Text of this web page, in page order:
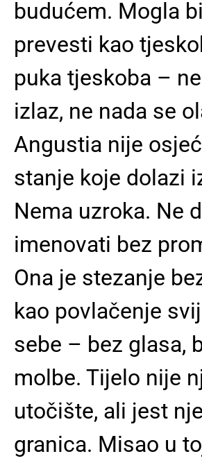
budućem. Mogla
prevesti kao
puka tjeskoba –
izlaz, ne nada se
Angustia nije
stanje koje dolazi
Nema uzroka. Ne
imenovati bez
Ona je stezanje
kao povlačenje
sebe – bez glasa,
molbe. Tijelo nije
utočište, ali jest
granica. Misao u